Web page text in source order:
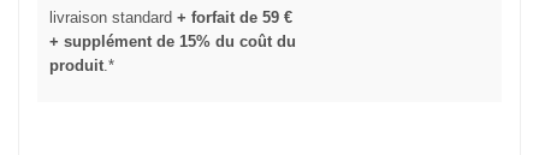
livraison standard + forfait de 59 €
+ supplément de 15% du coût du
produit.*